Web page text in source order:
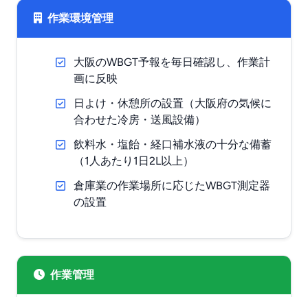
作業環境管理
大阪のWBGT予報を毎日確認し、作業計
画に反映
日よけ・休憩所の設置（大阪府の気候に
合わせた冷房・送風設備）
飲料水・塩飴・経口補水液の十分な備蓄
（1人あたり1日2L以上）
倉庫業の作業場所に応じたWBGT測定器
の設置
作業管理